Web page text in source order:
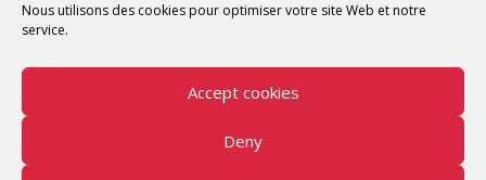
Nous utilisons des cookies pour optimiser votre site Web et notre
service.
Accept cookies
Deny
Copyright © 2026 Tunisian Fablabs Tous droits